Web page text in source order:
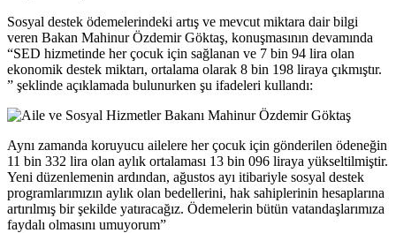
Sosyal destek ödemelerindeki artış ve mevcut miktara dair bilgi
veren Bakan Mahinur Özdemir Göktaş, konuşmasının devamında
“SED hizmetinde her çocuk için sağlanan ve 7 bin 94 lira olan
ekonomik destek miktarı, ortalama olarak 8 bin 198 liraya çıkmıştır.
” şeklinde açıklamada bulunurken şu ifadeleri kullandı:
Aynı zamanda koruyucu ailelere her çocuk için gönderilen ödeneğin
11 bin 332 lira olan aylık ortalaması 13 bin 096 liraya yükseltilmiştir.
Yeni düzenlemenin ardından, ağustos ayı itibariyle sosyal destek
programlarımızın aylık olan bedellerini, hak sahiplerinin hesaplarına
artırılmış bir şekilde yatıracağız. Ödemelerin bütün vatandaşlarımıza
faydalı olmasını umuyorum”